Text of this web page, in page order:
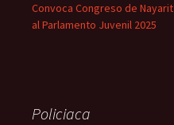
Convoca Congreso de Nayarit
al Parlamento Juvenil 2025
Policiaca